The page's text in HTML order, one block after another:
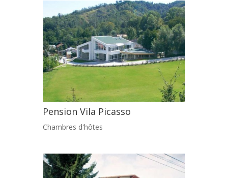
Pension Vila Picasso
Chambres d'hôtes